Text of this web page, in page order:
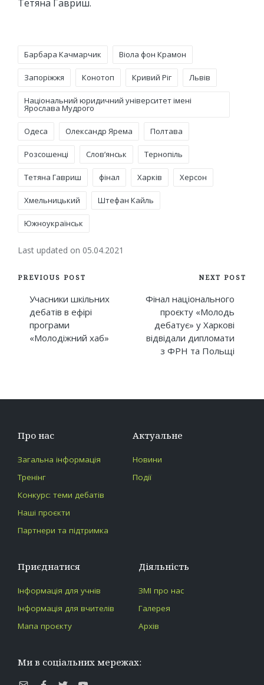
Тетяна Гавриш.
Барбара Качмарчик Віола фон Крамон
Запоріжжя Конотоп Кривий Ріг Львів
Національний юридичний університет імені
Ярослава Мудрого
Одеса Олександр Ярема Полтава
Розсошенці Слов’янськ Тернопіль
Тетяна Гавриш фінал Харків Херсон
Хмельницький Штефан Кайль
Южноукраїнськ
Last updated on 05.04.2021
Post
navigation
PREVIOUS POST
Учасники шкільних
дебатів в ефірі
програми
«Молодіжний хаб»
NEXT POST
Фінал національного
проєкту «Молодь
дебатує» у Харкові
відвідали дипломати
з ФРН та Польщі
Про нас
Загальна інформація
Тренінг
Конкурс: теми дебатів
Наші проєкти
Партнери та підтримка
Актуальне
Новини
Події
Приєднатися
Інформація для учнів
Інформація для вчителів
Мапа проєкту
Діяльність
ЗМІ про нас
Галерея
Архів
Ми в соціальних мережах: